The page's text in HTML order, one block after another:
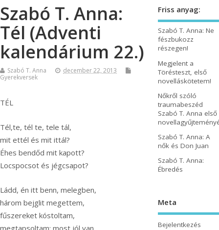
Szabó T. Anna:
Tél (Adventi
kalendárium 22.)
Szabó T. Anna
december 22, 2013
Gyerekversek
TÉL
Tél,te, tél te, tele tál,
mit ettél és mit ittál?
Éhes bendőd mit kapott?
Locspocsot és jégcsapot?
Ládd, én itt benn, melegben,
három bejglit megettem,
fűszereket kóstoltam,
Friss anyag:
Szabó T. Anna: Ne
fészbukozz
részegen!
Megjelent a
Törésteszt, első
novelláskötetem!
Nőkről szóló
traumabeszéd
Szabó T. Anna első
Szabó T. Anna: A
nők és Don Juan
Szabó T. Anna:
Ébredés
Meta
Bejelentkezés